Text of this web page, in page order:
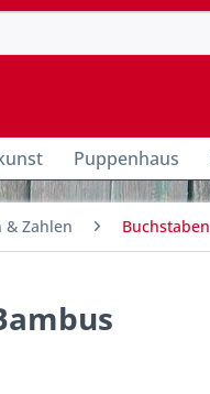
Puppenhaus
& Zahlen Buchstaben